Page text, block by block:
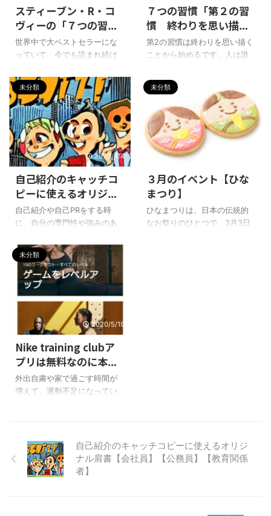
スティーブン・R・コ
ヴィーの「７つの習
慣」の要約と口コミ
世界中で大ベストセラーにな
っていて、今でも読まれ続け
も向けから、リーダーシップ
論、ビジネスから家庭や子育
ての悩みまで、様々な関連本
も出版されている「７つの習
慣」でありますが、その原点
ともいうべき、スティーブ
ン・R・コヴィーの「７つの習
慣」について要約と口コミを
紹介していきます。本書で
は、スティーブン・コヴィー
の独特の用語が多く登場しま
すが、わかりやすい言葉でま
ク スティーブン・R・コヴィー
の「７つの習慣」の要約 「7つ
の習慣」は、スティーブン・
コヴィ ...
７つの習慣「第２の習
慣 終わりを思い描く
ことから始める」【感
想】
第2の習慣は終わりを思い描く
ことから始めるです。人は誰
のです。この自然の大原則を
前提に、自分がとる方向性や
行動を決めていくのがこの第
２の習慣です。 こんな方にお
すすめ 人生のゴールを見つけ
たい人 リーダーシップとマネ
ジメントについて学習したい
設定を考えている人 ７つの習
慣 リンク ７つの習慣「第２の
習慣 終わりを思い描くこと
から始める」 葬儀の言葉を書
未分類
2023/4/4
自己紹介のキャッチコ
ピーに使えるオリジナ
ル肩書【会社員】【公
務員】【教育関係者】
自己紹介や自己PRをする時
に、自分の専門性や強みのあ
のがキャッチコピーとしての
肩書です。肩書はなにも、役
職や資格だけではありませ
ん。オリジナルな肩書でも、
その専門性や強み、得意な分
野が相手に伝われば、それで
効果があります。SNSやブロ
グ等、情報発信のプロフィー
ル紹介で、何をどう書いたら
いいか悩む時ってありますよ
ね。まだ、実績や人に言える
肩書がないなど。そんな時
作って使いましょう ...
未分類
３月のイベント【ひな
まつり】
ひなまつりは、日本の伝統的
なお祭りのひとつで、3月3日
平安時代 ...
未分類
2020/5/19
Nike training clubア
プリは無料なのに本気
でした
外出自粛や家で過ごす時間が
増えて、運動不足になってい
消して、気分転換しようと思
い、自宅でできるトレーニン
グ本やWebサイトを探してい
たら、Nike training clubとい
自己紹介のキャッチコピーに使えるオリジ
ナル肩書【会社員】【公務員】【教育関係
者】